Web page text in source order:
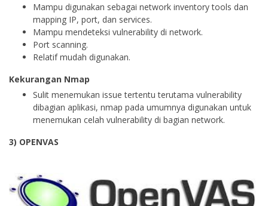
Mampu digunakan sebagai network inventory tools dan
mapping IP, port, dan services.
Mampu mendeteksi vulnerability di network.
Port scanning.
Relatif mudah digunakan.
Kekurangan Nmap
Sulit menemukan issue tertentu terutama vulnerability
dibagian aplikasi, nmap pada umumnya digunakan untuk
menemukan celah vulnerability di bagian network.
3) OPENVAS